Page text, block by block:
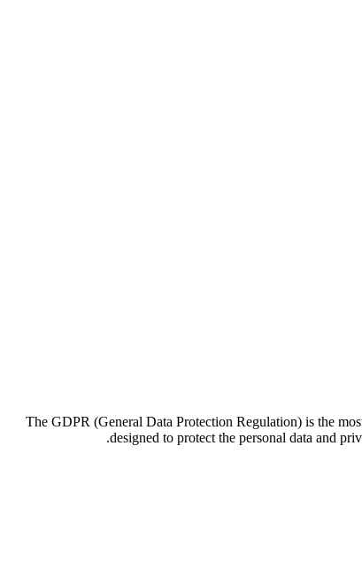
The GDPR (General Data Protection Regulation) is the
designed to protect the personal data and